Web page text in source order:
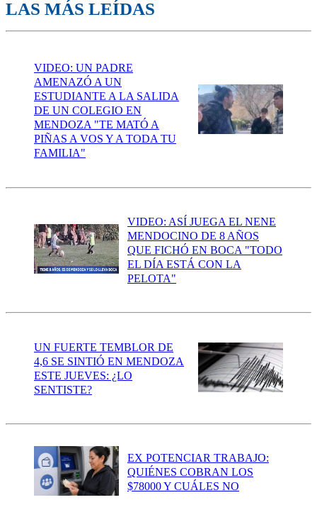
LAS MÁS LEÍDAS
VIDEO: UN PADRE
AMENAZÓ A UN
ESTUDIANTE A LA SALIDA
DE UN COLEGIO EN
MENDOZA "TE MATÓ A
PIÑAS A VOS Y A TODA TU
FAMILIA"
VIDEO: ASÍ JUEGA EL NENE
MENDOCINO DE 8 AÑOS
QUE FICHÓ EN BOCA "TODO
EL DÍA ESTÁ CON LA
PELOTA"
UN FUERTE TEMBLOR DE
4,6 SE SINTIÓ EN MENDOZA
ESTE JUEVES: ¿LO
SENTISTE?
EX POTENCIAR TRABAJO:
QUIÉNES COBRAN LOS
$78000 Y CUÁLES NO